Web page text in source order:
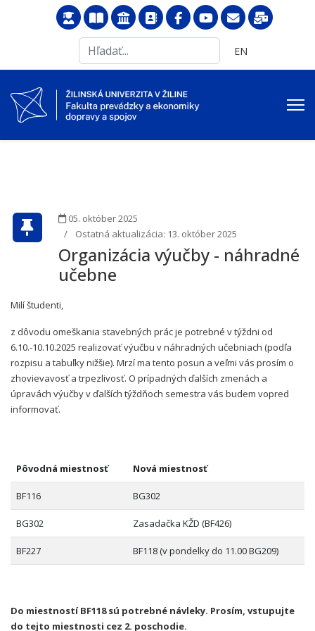
...
Vyberte váš jazyk
EN
05. október 2025
Ostatná aktualizácia: 13. október 2025
Organizácia výučby - náhradné
učebne
Milí študenti,
z dôvodu omeškania stavebných prác je potrebné v týždni od
6.10.-10.10.2025 realizovať výučbu v náhradných učebniach (podľa
rozpisu a tabuľky nižšie). Mrzí ma tento posun a veľmi vás prosím o
zhovievavosť a trpezlivosť. O prípadných ďalších zmenách a
úpravách výučby v ďalších týždňoch semestra vás budem vopred
informovať.
Pôvodná miestnosť Nová miestnosť
BF116 BG302
BG302 Zasadačka KŽD (BF426)
BF227 BF118 (v pondelky do 11.00 BG209)
Do miestností BF118 sú potrebné návleky. Prosím, vstupujte
do tejto miestnosti cez 2. poschodie.